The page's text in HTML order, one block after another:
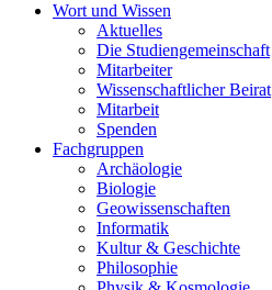
Wort und Wissen
Aktuelles
Die Studiengemeinschaft
Mitarbeiter
Wissenschaftlicher Beirat
Mitarbeit
Spenden
Fachgruppen
Archäologie
Biologie
Geowissenschaften
Informatik
Kultur & Geschichte
Philosophie